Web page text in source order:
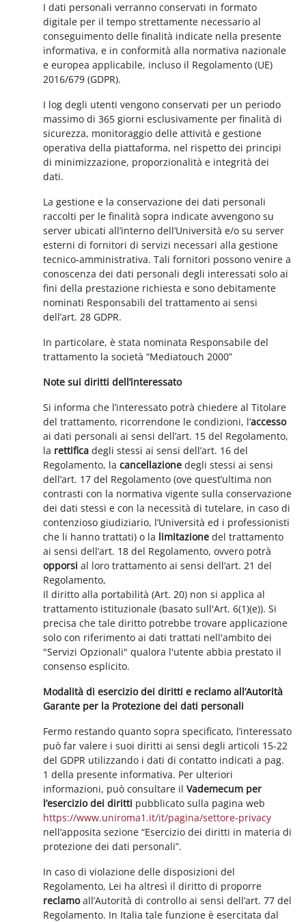
I dati personali verranno conservati in formato
digitale per il tempo strettamente necessario al
conseguimento delle finalità indicate nella presente
informativa, e in conformità alla normativa nazionale
e europea applicabile, incluso il Regolamento (UE)
2016/679 (GDPR).
I log degli utenti vengono conservati per un periodo
massimo di 365 giorni esclusivamente per finalità di
sicurezza, monitoraggio delle attività e gestione
operativa della piattaforma, nel rispetto dei principi
di minimizzazione, proporzionalità e integrità dei
dati.
La gestione e la conservazione dei dati personali
raccolti per le finalità sopra indicate avvengono su
server ubicati all’interno dell’Università e/o su server
esterni di fornitori di servizi necessari alla gestione
tecnico-amministrativa. Tali fornitori possono venire a
conoscenza dei dati personali degli interessati solo ai
fini della prestazione richiesta e sono debitamente
nominati Responsabili del trattamento ai sensi
dell’art. 28 GDPR.
In particolare, è stata nominata Responsabile del
trattamento la società “Mediatouch 2000”
Note sui diritti dell’interessato
Si informa che l’interessato potrà chiedere al Titolare
del trattamento, ricorrendone le condizioni, l’accesso
ai dati personali ai sensi dell’art. 15 del Regolamento,
la rettificadegli stessi ai sensi dell’art. 16 del
Regolamento, lacancellazione degli stessi ai sensi
dell’art. 17 del Regolamento (ove quest’ultima non
contrasti con la normativa vigente sulla conservazione
dei dati stessi e con la necessità di tutelare, in caso di
contenzioso giudiziario, l’Università ed i professionisti
che li hanno trattati) o la limitazione del trattamento
ai sensi dell’art. 18 del Regolamento, ovvero potrà
opporsi al loro trattamento ai sensi dell’art. 21 del
Regolamento,
Il diritto alla portabilità (Art. 20) non si applica al
trattamento istituzionale (basato sull'Art. 6(1)(e)). Si
precisa che tale diritto potrebbe trovare applicazione
solo con riferimento ai dati trattati nell'ambito dei
"Servizi Opzionali" qualora l'utente abbia prestato il
consenso esplicito.
Modalità di esercizio dei diritti e reclamo all’Autorità
Garante per la Protezione dei dati personali
Fermo restando quanto sopra specificato, l’interessato
può far valere i suoi diritti ai sensi degli articoli 15-22
del GDPR utilizzando i dati di contatto indicati a pag.
1 della presente informativa. Per ulteriori
informazioni, può consultare ilVademecum per
l’esercizio dei diritti pubblicato sulla pagina web
https://www.uniroma1.it/it/pagina/settore-privacy
nell’apposita sezione “Esercizio dei diritti in materia di
protezione dei dati personali”.
In caso di violazione delle disposizioni del
Regolamento, Lei ha altresì il diritto di proporre
reclamoall’Autorità di controllo ai sensi dell’art. 77 del
Regolamento. In Italia tale funzione è esercitata dal